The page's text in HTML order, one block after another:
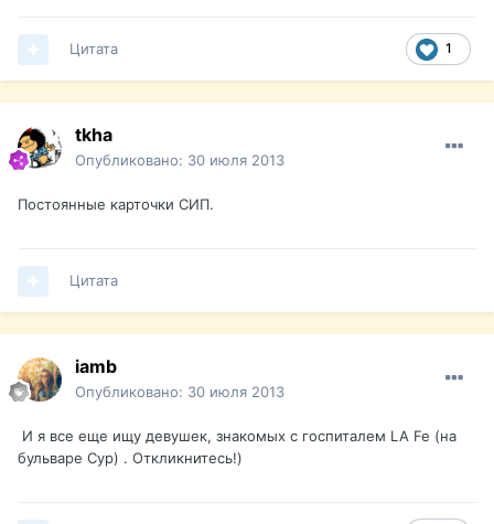
1
Цитата
tkha
Опубликовано: 30 июля 2013
Постоянные карточки СИП.
Цитата
iamb
Опубликовано: 30 июля 2013
И я все еще ищу девушек, знакомых с госпиталем LA Fe (на
бульваре Сур) . Откликнитесь!)